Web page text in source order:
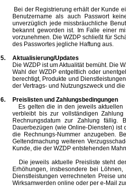
Bei der Registrierung erhält der Kunde
Benutzernameals auch Passwort
unverzüglich jede missbräuchliche
bekannt geworden ist. Im Falle einer
vorzunehmen. Die WZDP schließt für
des Passwortes jegliche Haftung aus.
5.
Aktualisierung/Updates
Die WZDP ist um Aktualität bemüht. Die
Wahl der WZDP entgeltlich oder
berechtigt, Produkte und
der Vertrags- und Nutzungszweck und
6.
Preislisten und Zahlungsbedingungen
Es gelten die in den jeweils aktuellen
verbleibt bis zur vollständigen
Rechnungsdatum zur Zahlung fällig.
Dauerbezügen (wie Online-Diensten)
die Rechnungs-Nummer anzugeben.
Geltendmachung weiteren
Kunde, die der WZDP entstehenden
Die jeweils aktuelle Preisliste steht dem
Erhöhungen, insbesondere bei
Dienstleistungen verrechneten Preise
Wirksamwerden online oder per e-Mail